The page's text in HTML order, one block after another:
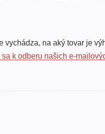
vychádza, na aký tovar je
sa k odberu našich e-